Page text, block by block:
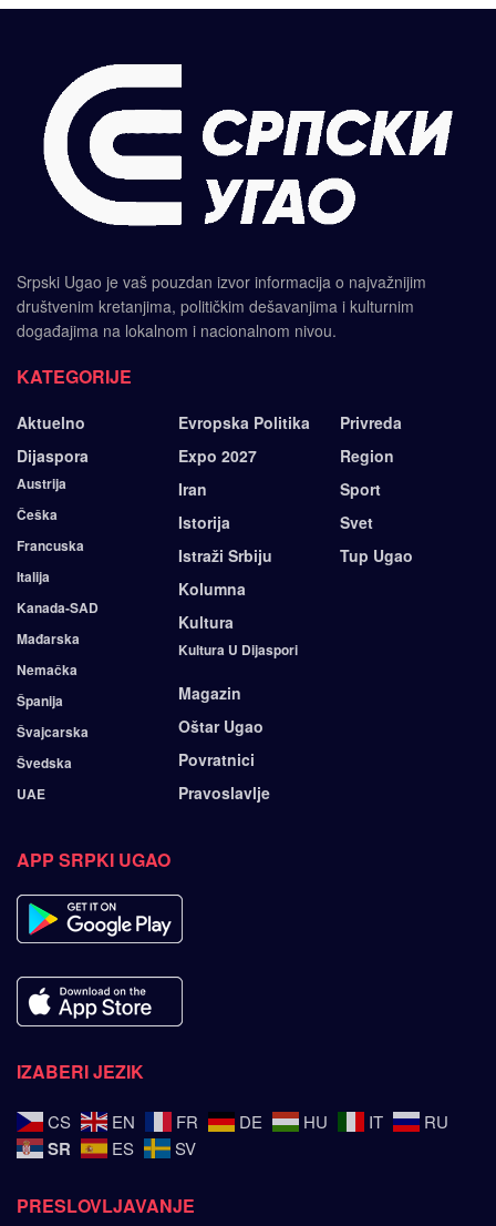
Srpski Ugao je vaš pouzdan izvor informacija o najvažnijim
društvenim kretanjima, političkim dešavanjima i kulturnim
događajima na lokalnom i nacionalnom nivou.
KATEGORIJE
Aktuelno
Dijaspora
Austrija
Češka
Francuska
Italija
Kanada-SAD
Mađarska
Nemačka
Španija
Švajcarska
Švedska
UAE
Evropska Politika
Expo 2027
Iran
Istorija
Istraži Srbiju
Kolumna
Kultura
Kultura U Dijaspori
Magazin
Oštar Ugao
Povratnici
Pravoslavlje
Privreda
Region
Sport
Svet
Tup Ugao
APP SRPKI UGAO
IZABERI JEZIK
CS EN FR DE HU IT RU
SR ES SV
PRESLOVLJAVANJE